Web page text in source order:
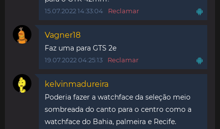
15.07.2022 14:33:04 Reclamar
Vagner18
Faz uma para GTS 2e
19.07.2022 04:25:13 Reclamar
kelvinmadureira
Poderia fazer a watchface da seleção meio
sombreada do canto para o centro como a
watchface do Bahia, palmeira e Recife.